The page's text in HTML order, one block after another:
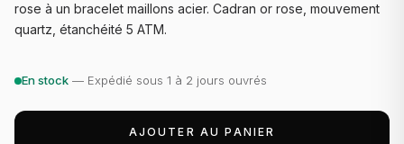
rose à un bracelet maillons acier. Cadran or rose, mouvement
quartz, étanchéité 5 ATM.
En stock — Expédié sous 1 à 2 jours ouvrés
AJOUTER AU PANIER